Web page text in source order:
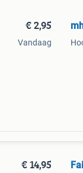
€ 2,95
Vandaag
€ 14,95